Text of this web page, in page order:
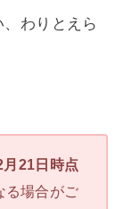
わりとえら
21日時点
る場合がご